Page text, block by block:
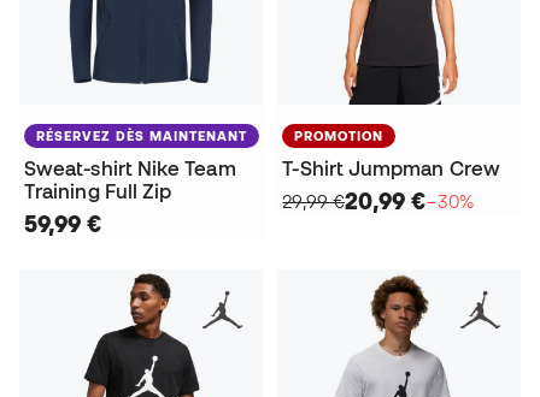
RÉSERVEZ DÈS MAINTENANT
Sweat-shirt Nike Team
Training Full Zip
59,99 €
PROMOTION
T-Shirt Jumpman Crew
29,99 €20,99 €−30%